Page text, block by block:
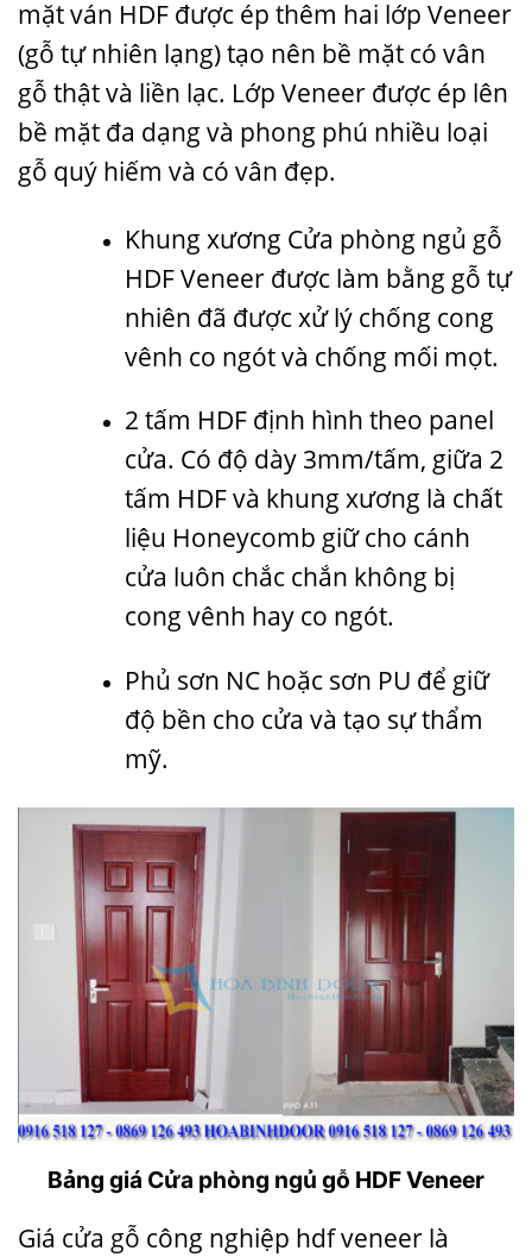
mặt ván HDF được ép thêm hai lớp Veneer
(gỗ tự nhiên lạng) tạo nên bề mặt có vân
gỗ thật và liền lạc. Lớp Veneer được ép lên
bề mặt đa dạng và phong phú nhiều loại
gỗ quý hiếm và có vân đẹp.
Khung xương Cửa phòng ngủ gỗ
HDF Veneer được làm bằng gỗ tự
nhiên đã được xử lý chống cong
vênh co ngót và chống mối mọt.
2 tấm HDF định hình theo panel
cửa. Có độ dày 3mm/tấm, giữa 2
tấm HDF và khung xương là chất
liệu Honeycomb giữ cho cánh
cửa luôn chắc chắn không bị
cong vênh hay co ngót.
Phủ sơn NC hoặc sơn PU để giữ
độ bền cho cửa và tạo sự thẩm
mỹ.
Bảng giá Cửa phòng ngủ gỗ HDF Veneer
Giá cửa gỗ công nghiệp hdf veneer là